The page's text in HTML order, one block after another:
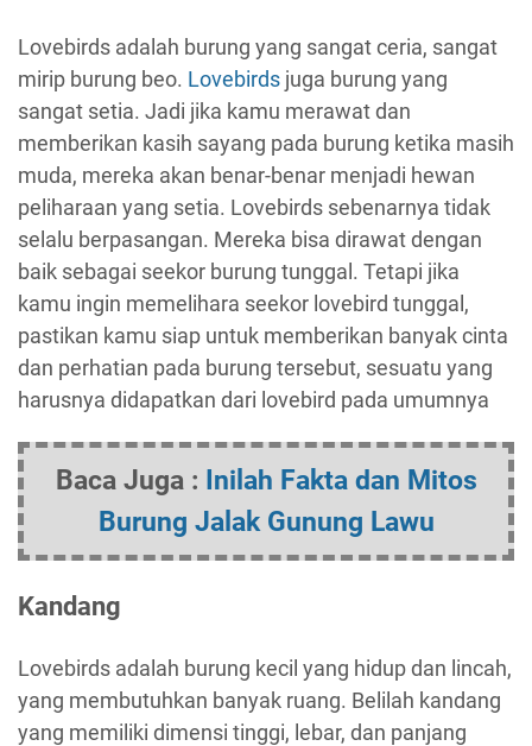
Lovebirds adalah burung yang sangat ceria, sangat
mirip burung beo. Lovebirds juga burung yang
sangat setia. Jadi jika kamu merawat dan
memberikan kasih sayang pada burung ketika masih
muda, mereka akan benar-benar menjadi hewan
peliharaan yang setia. Lovebirds sebenarnya tidak
selalu berpasangan. Mereka bisa dirawat dengan
baik sebagai seekor burung tunggal. Tetapi jika
kamu ingin memelihara seekor lovebird tunggal,
pastikan kamu siap untuk memberikan banyak cinta
dan perhatian pada burung tersebut, sesuatu yang
harusnya didapatkan dari lovebird pada umumnya
Baca Juga : Inilah Fakta dan Mitos
Burung Jalak Gunung Lawu
Kandang
Lovebirds adalah burung kecil yang hidup dan lincah,
yang membutuhkan banyak ruang. Belilah kandang
yang memiliki dimensi tinggi, lebar, dan panjang